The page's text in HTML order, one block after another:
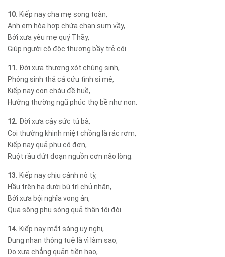
10. Kiếp nay cha mẹ song toàn,
Anh em hòa hợp chứa chan sum vầy,
Bởi xưa yêu mẹ quý Thầy,
Giúp người cô độc thương bầy trẻ côi.
11. Đời xưa thương xót chúng sinh,
Phóng sinh thả cá cứu tình si mê,
Kiếp nay con cháu đề huề,
Hưởng thường ngũ phúc thọ bề như non.
12. Đời xưa cậy sức tú bà,
Coi thường khinh miệt chồng là rác rơm,
Kiếp nay quả phụ cô đơn,
Ruột rầu đứt đoạn nguồn cơn não lòng.
13. Kiếp nay chịu cảnh nô tỳ,
Hầu trên hạ dưới bù trì chủ nhân,
Bởi xưa bội nghĩa vong ân,
Qua sông phụ sóng quả thân tôi đòi.
14. Kiếp nay mắt sáng uy nghi,
Dung nhan thông tuệ là vì làm sao,
Do xưa chẳng quản tiền hao,